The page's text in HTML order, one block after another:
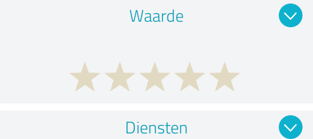
Waarde
Diensten